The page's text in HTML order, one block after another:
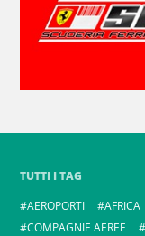
TUTTI I TAG
AEROPORTI
AFRICA
COMPAGNIE AEREE